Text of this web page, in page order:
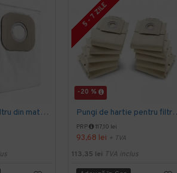
Pungi pentru filtru din material textil, 10 Bucati, T 7/1 Classic, T 8/1, T 11/1 Classic, Kärcher
-20 %
5 - 7 ZILE
Pungi de hartie pentru filtru
PRP 117,10 lei
93,68 lei + TVA
113,35 lei TVA inclus